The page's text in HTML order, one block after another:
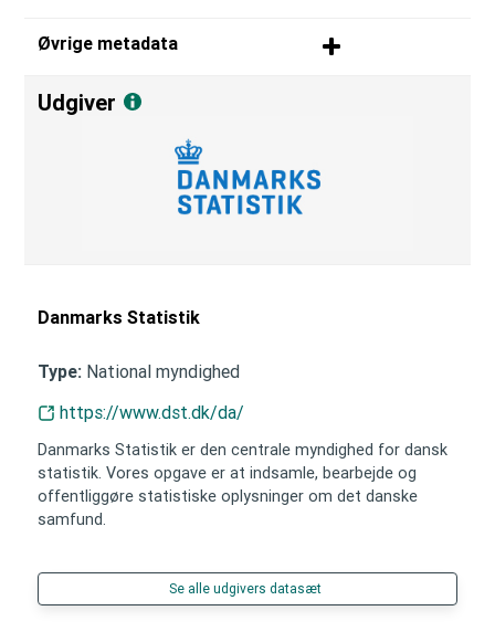
Øvrige metadata
Udgiver
Danmarks Statistik
Type: National myndighed
https://www.dst.dk/da/
Danmarks Statistik er den centrale myndighed for dansk
statistik. Vores opgave er at indsamle, bearbejde og
offentliggøre statistiske oplysninger om det danske
samfund.
Se alle udgivers datasæt